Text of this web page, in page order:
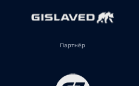
Партнёр